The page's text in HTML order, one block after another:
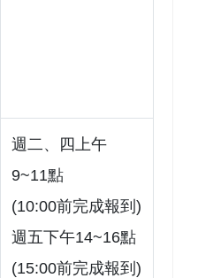
週二、四上午
9~11點
(10:00前完成報到)
週五下午14~16點
(15:00前完成報到)